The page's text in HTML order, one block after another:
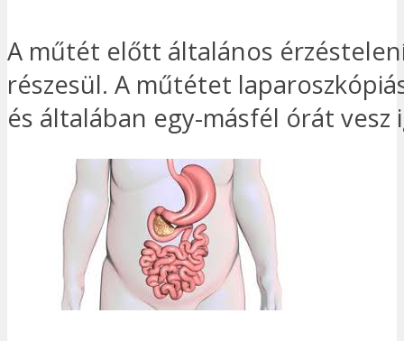
A műtét előtt általános
részesül. A műtétet
és általában egy-másfél órát vesz